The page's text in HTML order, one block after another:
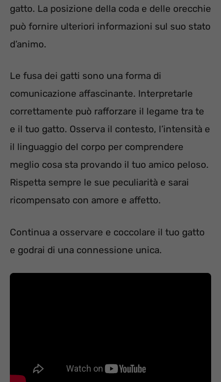
gatto. La posizione della coda e delle orecchie
può fornire ulteriori informazioni sul suo stato
d’animo.
Le fusa dei gatti sono una forma di
comunicazione affascinante. Interpretarle
correttamente può rafforzare il legame tra te
e il tuo gatto. Osserva il contesto, l’intensità e
il linguaggio del corpo per comprendere
meglio cosa sta provando il tuo amico peloso.
Rispetta sempre le sue peculiarità e sarai
ricompensato con amore e affetto.
Continua a osservare e coccolare il tuo gatto
e godrai di una connessione unica.